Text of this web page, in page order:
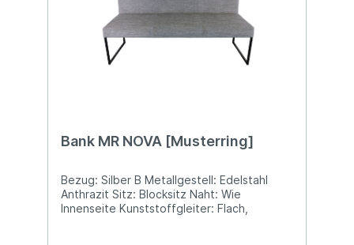
Bank MR NOVA [Musterring]
Bezug: Silber B Metallgestell: Edelstahl
Anthrazit Sitz: Blocksitz Naht: Wie
Innenseite Kunststoffgleiter: Flach,